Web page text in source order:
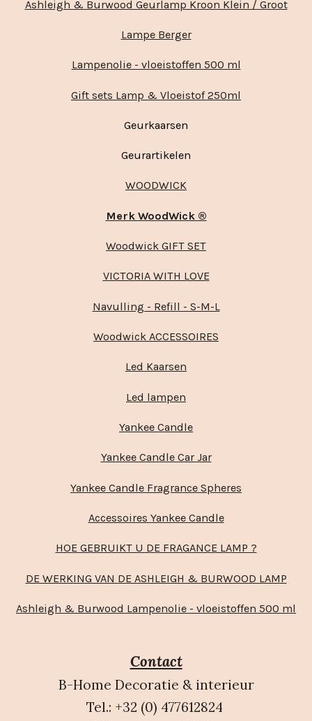
Ashleigh & Burwood Geurlamp Kroon Klein / Groot
Lampe Berger
Lampenolie - vloeistoffen 500 ml
Gift sets Lamp & Vloeistof 250ml
Geurkaarsen
Geurartikelen
WOODWICK
Merk WoodWick ®
Woodwick GIFT SET
VICTORIA WITH LOVE
Navulling - Refill - S-M-L
Woodwick ACCESSOIRES
Led Kaarsen
Led lampen
Yankee Candle
Yankee Candle Car Jar
Yankee Candle Fragrance Spheres
Accessoires Yankee Candle
HOE GEBRUIKT U DE FRAGANCE LAMP ?
DE WERKING VAN DE ASHLEIGH & BURWOOD LAMP
Ashleigh & Burwood Lampenolie - vloeistoffen 500 ml
Contact
B-Home Decoratie & interieur
Tel.: +32 (0) 477612824